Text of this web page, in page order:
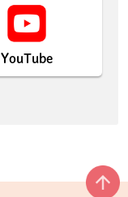
YouTube